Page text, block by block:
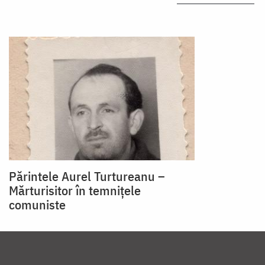
Părintele Aurel Turtureanu –
Mărturisitor în temnițele
comuniste